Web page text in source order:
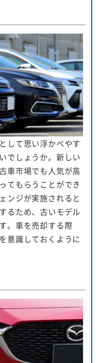
して思い浮かべやす
でしょうか。新しい
車市場でも人気が高
てもらうことができ
ンジが実施されると
るため、古いモデル
。車を売却する際
意識しておくように